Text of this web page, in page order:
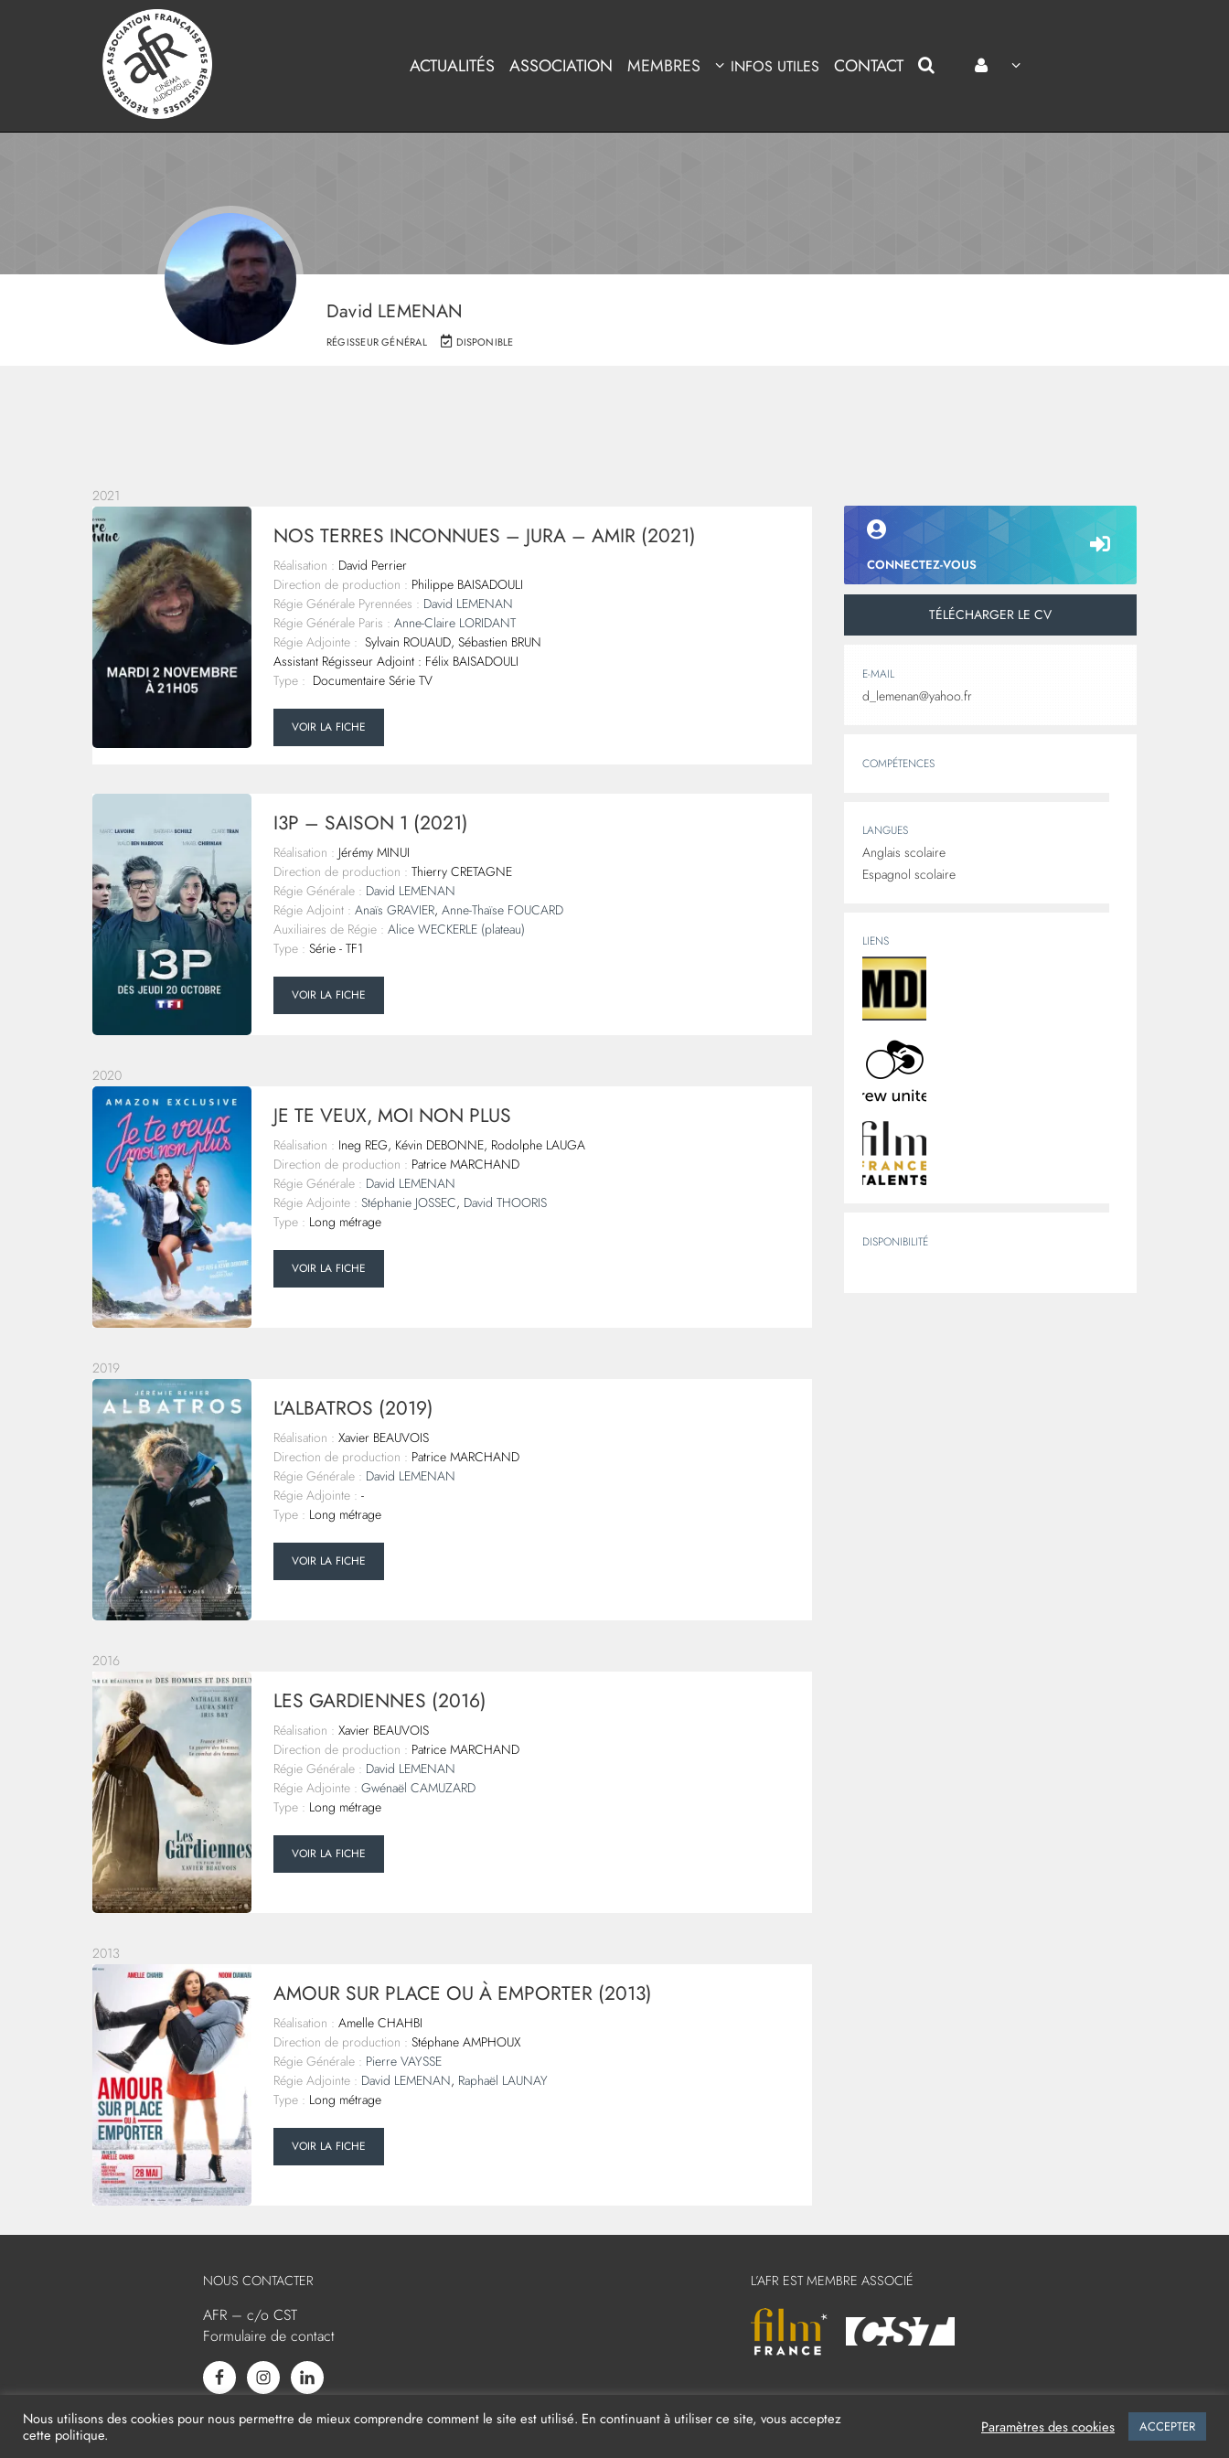
ACTUALITÉS ASSOCIATION MEMBRES INFOS UTILES CONTACT
David LEMENAN
RÉGISSEUR GÉNÉRAL DISPONIBLE
2021
NOS TERRES INCONNUES – JURA – AMIR (2021)
Réalisation : David Perrier
Direction de production : Philippe BAISADOULI
Régie Générale Pyrennées : David LEMENAN
Régie Générale Paris : Anne-Claire LORIDANT
Régie Adjointe : Sylvain ROUAUD, Sébastien BRUN
Assistant Régisseur Adjoint : Félix BAISADOULI
Type : Documentaire Série TV
VOIR LA FICHE
I3P – SAISON 1 (2021)
Réalisation : Jérémy MINUI
Direction de production : Thierry CRETAGNE
Régie Générale : David LEMENAN
Régie Adjoint : Anaïs GRAVIER, Anne-Thaïse FOUCARD
Auxiliaires de Régie : Alice WECKERLE (plateau)
Type : Série - TF1
VOIR LA FICHE
2020
JE TE VEUX, MOI NON PLUS
Réalisation : Ineg REG, Kévin DEBONNE, Rodolphe LAUGA
Direction de production : Patrice MARCHAND
Régie Générale : David LEMENAN
Régie Adjointe : Stéphanie JOSSEC, David THOORIS
Type : Long métrage
VOIR LA FICHE
2019
L’ALBATROS (2019)
Réalisation : Xavier BEAUVOIS
Direction de production : Patrice MARCHAND
Régie Générale : David LEMENAN
Régie Adjointe : -
Type : Long métrage
VOIR LA FICHE
2016
LES GARDIENNES (2016)
Réalisation : Xavier BEAUVOIS
Direction de production : Patrice MARCHAND
Régie Générale : David LEMENAN
Régie Adjointe : Gwénaël CAMUZARD
Type : Long métrage
VOIR LA FICHE
2013
AMOUR SUR PLACE OU À EMPORTER (2013)
Réalisation : Amelle CHAHBI
Direction de production : Stéphane AMPHOUX
Régie Générale : Pierre VAYSSE
Régie Adjointe : David LEMENAN, Raphaël LAUNAY
Type : Long métrage
VOIR LA FICHE
CONNECTEZ-VOUS
TÉLÉCHARGER LE CV
E-MAIL
d_lemenan@yahoo.fr
COMPÉTENCES
LANGUES
Anglais scolaire
Espagnol scolaire
LIENS
DISPONIBILITÉ
NOUS CONTACTER
AFR – c/o CST
Formulaire de contact
L’AFR EST MEMBRE ASSOCIÉ
Nous utilisons des cookies pour nous permettre de mieux comprendre comment le site est utilisé. En continuant à utiliser ce site, vous acceptez
cette politique.
Paramètres des cookies ACCEPTER